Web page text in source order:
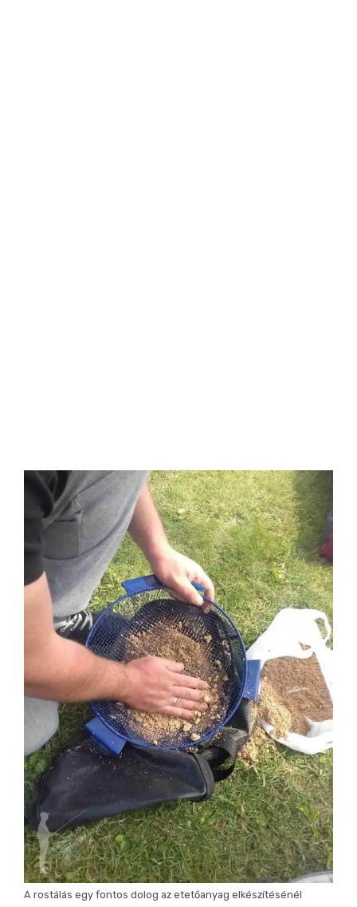
A rostálás egy fontos dolog az etetőanyag elkészítésénél